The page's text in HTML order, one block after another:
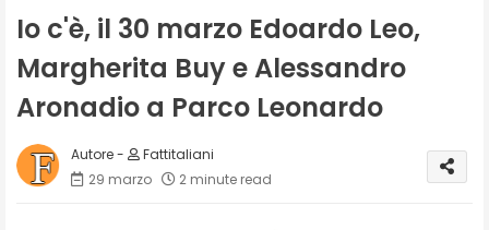
Io c'è, il 30 marzo Edoardo Leo,
Margherita Buy e Alessandro
Aronadio a Parco Leonardo
Fattitaliani
29 marzo
2 minute read